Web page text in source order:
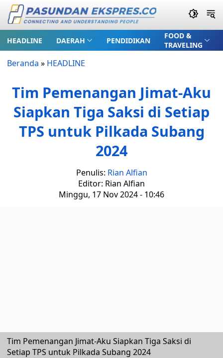
HEADLINE DAERAH PENDIDIKAN
FOOD &
TRAVELING
Beranda » HEADLINE
Tim Pemenangan Jimat-Aku
Siapkan Tiga Saksi di Setiap
TPS untuk Pilkada Subang
2024
Penulis: Rian Alfian
Editor: Rian Alfian
Minggu, 17 Nov 2024 - 10:46
Tim Pemenangan Jimat-Aku Siapkan Tiga Saksi di
Setiap TPS untuk Pilkada Subang 2024